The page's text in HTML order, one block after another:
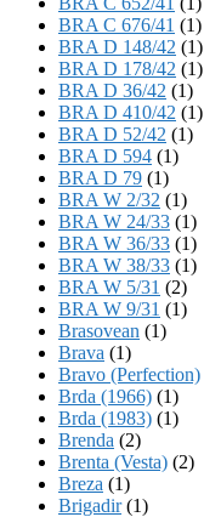
BRA C 676/41 (1)
BRA D 148/42 (1)
BRA D 178/42 (1)
BRA D 36/42 (1)
BRA D 410/42 (1)
BRA D 52/42 (1)
BRA D 594 (1)
BRA D 79 (1)
BRA W 2/32 (1)
BRA W 24/33 (1)
BRA W 36/33 (1)
BRA W 38/33 (1)
BRA W 5/31 (2)
BRA W 9/31 (1)
Brasovean (1)
Brava (1)
Bravo (Perfection)
Brda (1966) (1)
Brda (1983) (1)
Brenda (2)
Brenta (Vesta) (2)
Breza (1)
Brigadir(1)